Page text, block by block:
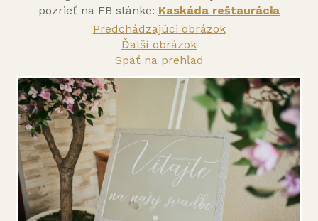
pozrieť na FB stánke: Kaskáda reštaurácia
Predchádzajúci obrázok
Ďalší obrázok
Späť na prehľad